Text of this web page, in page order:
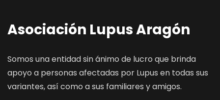
Asociación Lupus Aragón
Somos una entidad sin ánimo de lucro que brinda
apoyo a personas afectadas por Lupus en todas sus
variantes, así como a sus familiares y amigos.